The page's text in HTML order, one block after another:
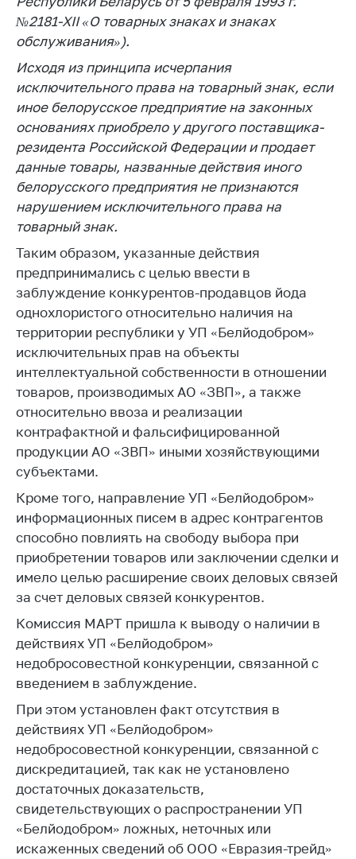
Общественное
обсуждение
проектов
Маркировка
товаров
Упрощение условий
ведения бизнеса
Рекомендации по
предотвращению
распространения
COVID-19 для
субъектов торговли,
общественного
питания, бытового
обслуживания
Обучение по
вопросам
антимонопольного
регулирования и
конкурентной
политики
№2181-ХII «О товарных знаках и знаках
обслуживания»).
Исходя из принципа исчерпания
исключительного права на товарный знак, если
иное белорусское предприятие на законных
основаниях приобрело у другого поставщика-
резидента Российской Федерации и продает
данные товары, названные действия иного
белорусского предприятия не признаются
нарушением исключительного права на
товарный знак.
Таким образом, указанные действия
предпринимались с целью ввести в
заблуждение конкурентов-продавцов йода
однохлористого относительно наличия на
территории республики у УП «Белйодобром»
исключительных прав на объекты
интеллектуальной собственности в отношении
товаров, производимых АО «ЗВП», а также
относительно ввоза и реализации
контрафактной и фальсифицированной
продукции АО «ЗВП» иными хозяйствующими
субъектами.
Кроме того, направление УП «Белйодобром»
информационных писем в адрес контрагентов
способно повлиять на свободу выбора при
приобретении товаров или заключении сделки и
имело целью расширение своих деловых связей
за счет деловых связей конкурентов.
Комиссия МАРТ пришла к выводу о наличии в
действиях УП «Белйодобром»
недобросовестной конкуренции, связанной с
введением в заблуждение.
При этом установлен факт отсутствия в
действиях УП «Белйодобром»
недобросовестной конкуренции, связанной с
дискредитацией, так как не установлено
достаточных доказательств,
свидетельствующих о распространении УП
«Белйодобром» ложных, неточных или
искаженных сведений об ООО «Евразия-трейд»